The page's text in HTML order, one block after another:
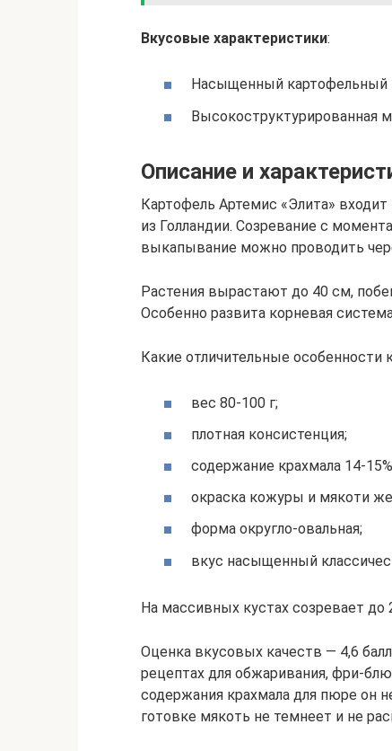
Вкусовые характеристики:
Насыщенный картофельный
Высокоструктурированная
Описание и
Картофель Артемис «Элита»
из Голландии. Созревание с
выкапывание можно проводить
Растения вырастают до 40 см,
Особенно развита корневая
Какие отличительные особенности
вес 80-100 г;
плотная консистенция;
содержание крахмала 14-
окраска кожуры и мякоти
форма округло-овальная;
вкус насыщенный
На массивных кустах созревает до
Оценка вкусовых качеств — 4,6
рецептах для обжаривания, фри-
содержания крахмала для пюре он
готовке мякоть не темнеет и не